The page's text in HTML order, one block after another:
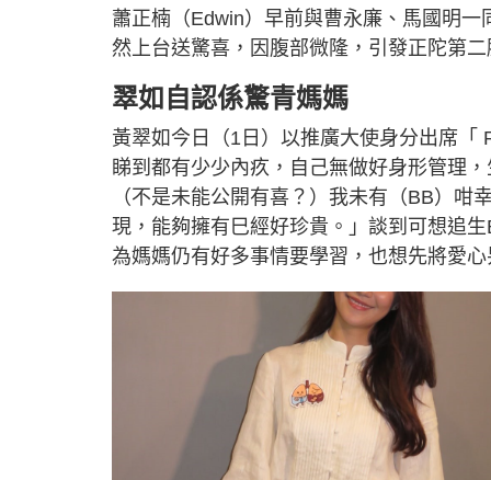
e
d
7
1
%
蕭正楠（Edwin）早前與曹永廉、馬國明
然上台送驚喜，因腹部微隆，引發正陀第二
翠如自認係驚青媽媽
黃翠如今日（1日）以推廣大使身分出席「
睇到都有少少內疚，自己無做好身形管理
（不是未能公開有喜？）我未有（BB）
現，能夠擁有巳經好珍貴。」談到可想追
為媽媽仍有好多事情要學習，也想先將愛心